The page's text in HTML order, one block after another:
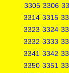
3305 3306
3314 3315
3323 3324
3332 3333
3341 3342
3350 3351